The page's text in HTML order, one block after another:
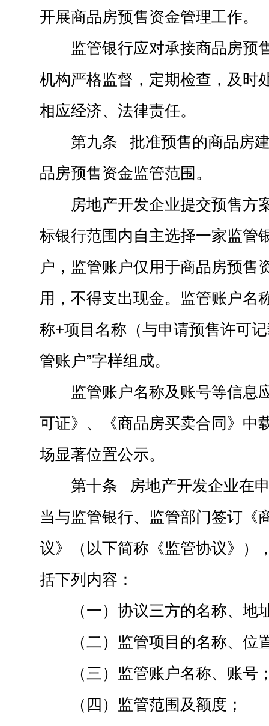
开展商品房预售资金管理工作。
监管银行应对承接商品房预
机构严格监督，定期检查，及时
相应经济、法律责任。
第九条 批准预售的商品房
品房预售资金监管范围。
房地产开发企业提交预售方
标银行范围内自主选择一家监管
户，监管账户仅用于商品房预售
用，不得支出现金。监管账户名
称+项目名称（与申请预售许可
管账户”字样组成。
监管账户名称及账号等信息
可证》、《商品房买卖合同》中
场显著位置公示。
第十条 房地产开发企业在
当与监管银行、监管部门签订《
议》（以下简称《监管协议》）
括下列内容：
（一）协议三方的名称、地
（二）监管项目的名称、位
（三）监管账户名称、账号
（四）监管范围及额度；